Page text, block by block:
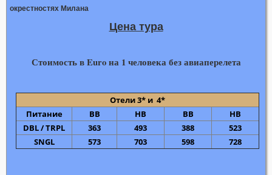
окрестностях Милана
Цена тура
Стоимость в Euro на 1 человека без авиаперелета
Отели 3* и 4*
Питание
BB HB ВВ
НВ
DBL/TRPL 363 493 388
523
SNGL
573 703 598 728